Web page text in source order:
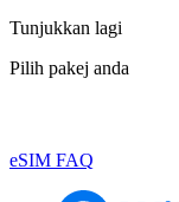
Tunjukkan lagi
Pilih pakej anda
eSIM FAQ